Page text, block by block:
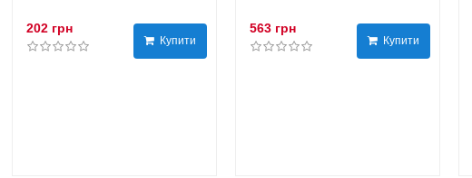
202 грн
Купити
563 грн
Купити